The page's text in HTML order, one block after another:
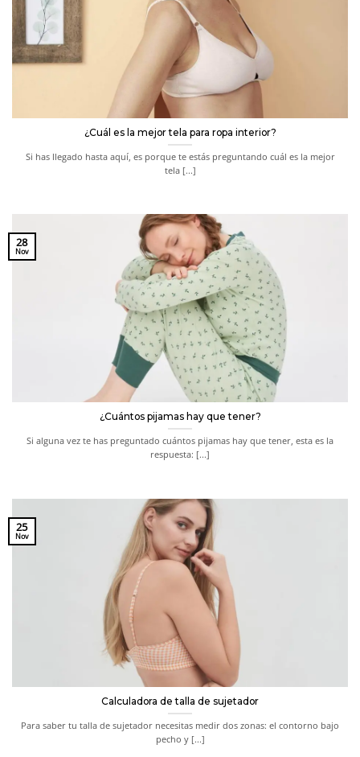
¿Cuál es la mejor tela para ropa interior?
Si has llegado hasta aquí, es porque te estás preguntando cuál es la mejor
tela [...]
¿Cuántos pijamas hay que tener?
Si alguna vez te has preguntado cuántos pijamas hay que tener, esta es la
respuesta: [...]
28
Nov
Calculadora de talla de sujetador
Para saber tu talla de sujetador necesitas medir dos zonas: el contorno bajo
pecho y [...]
25
Nov